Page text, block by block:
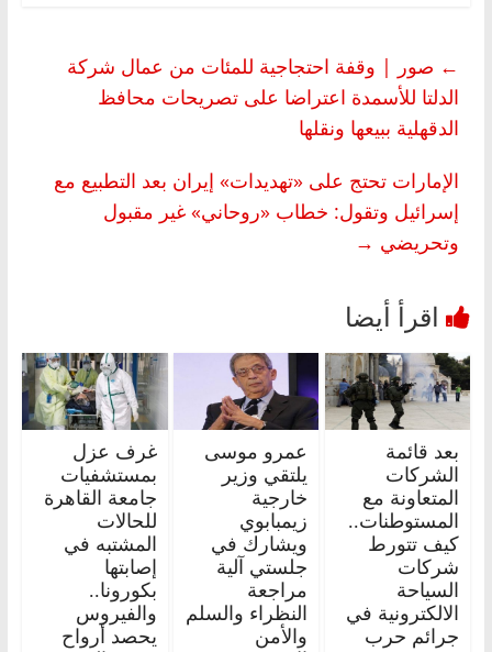
← صور | وقفة احتجاجية للمئات من عمال شركة
الدلتا للأسمدة اعتراضا على تصريحات محافظ
الدقهلية ببيعها ونقلها
الإمارات تحتج على «تهديدات» إيران بعد التطبيع مع
إسرائيل وتقول: خطاب «روحاني» غير مقبول
وتحريضي →
بعد قائمة
الشركات
المتعاونة مع
المستوطنات..
كيف تتورط
شركات
السياحة
الالكترونية في
جرائم حرب
عمرو موسى
يلتقي وزير
خارجية
زيمبابوي
ويشارك في
جلستي آلية
مراجعة
النظراء والسلم
والأمن
غرف عزل
بمستشفيات
جامعة القاهرة
للحالات
المشتبه في
إصابتها
بكورونا..
والفيروس
يحصد أرواح